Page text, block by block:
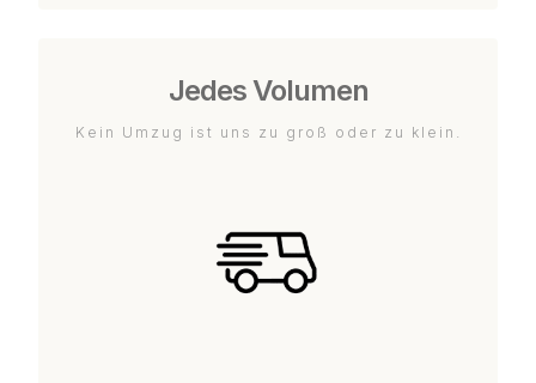
Jedes Volumen
Kein Umzug ist uns zu groß oder zu klein.